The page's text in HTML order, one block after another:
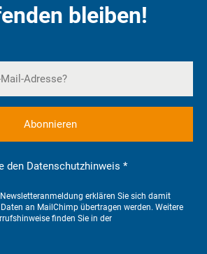
bleiben!
den Datenschutzhinweis *
erklären Sie sich damit
an MailChimp übertragen werden. Weitere
finden Sie in der